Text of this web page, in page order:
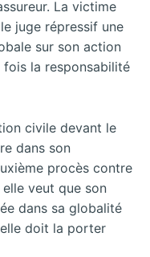
La victime
juge répressif une
sur son action
la responsabilité
civile devant le
dans son
procès contre
elle veut que son
dans sa globalité
elle doit la porter